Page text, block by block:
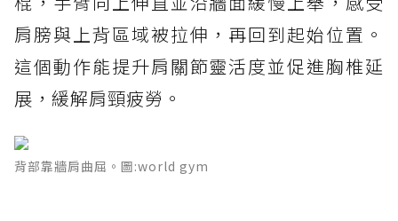
肩膀與上背區域被拉伸，再回到起始位置。
這個動作能提升肩關節靈活度並促進胸椎延
展，緩解肩頸疲勞。
背部靠牆肩曲屈。圖:world gym